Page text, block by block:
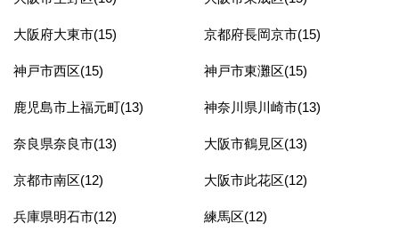
大阪府大東市(15) 京都府長岡京市(15)
神戸市西区(15) 神戸市東灘区(15)
鹿児島市上福元町(13) 神奈川県川崎市(13)
奈良県奈良市(13) 大阪市鶴見区(13)
京都市南区(12) 大阪市此花区(12)
兵庫県明石市(12) 練馬区(12)